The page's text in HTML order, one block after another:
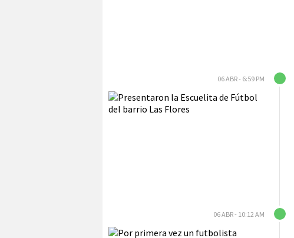
06 ABR - 6:59 PM
06 ABR - 10:12 AM